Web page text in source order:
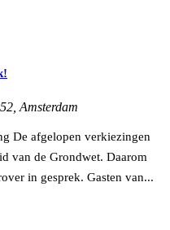
Amsterdam
De afgelopen verkiezingen
van de Grondwet. Daarom
in gesprek. Gasten van...